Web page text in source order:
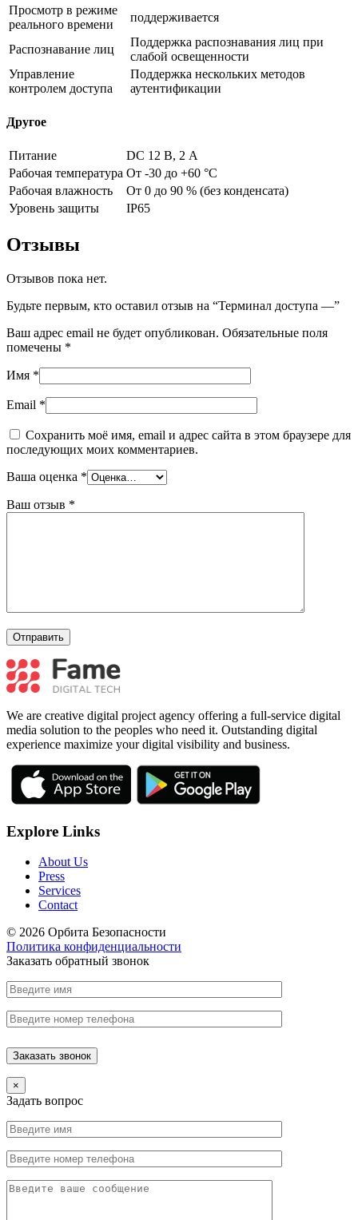
Просмотр в режиме
реального времени
поддерживается
Распознавание лиц
Поддержка распознавания лиц при
слабой освещенности
Управление
контролем доступа
Поддержка нескольких методов
аутентификации
Другое
Питание
DC 12 В, 2 А
Рабочая температура От -30 до +60 °C
Рабочая влажность
От 0 до 90 % (без конденсата)
Уровень защиты
IP65
Отзывы
Отзывов пока нет.
Будьте первым, кто оставил отзыв на “Терминал доступа —”
Ваш адрес email не будет опубликован. Обязательные поля
помечены *
Имя *
Email *
Сохранить моё имя, email и адрес сайта в этом браузере для
последующих моих комментариев.
Ваша оценка *
Ваш отзыв *
We are creative digital project agency offering a full-service digital
media solution to the peoples who need it. Outstanding digital
experience maximize your digital visibility and business.
Explore Links
About Us
Press
Services
Contact
© 2026 Орбита Безопасности
Политика конфиденциальности
Заказать обратный звонок
×
Задать вопрос